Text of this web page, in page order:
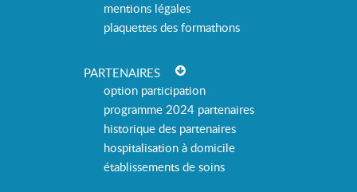
mentions légales
plaquettes des formathons
PARTENAIRES
option participation
programme 2024 partenaires
historique des partenaires
hospitalisation à domicile
établissements de soins